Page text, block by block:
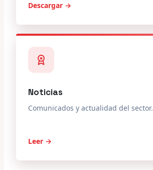
Descargar →
Noticias
Comunicados y actualidad del sector.
Leer →